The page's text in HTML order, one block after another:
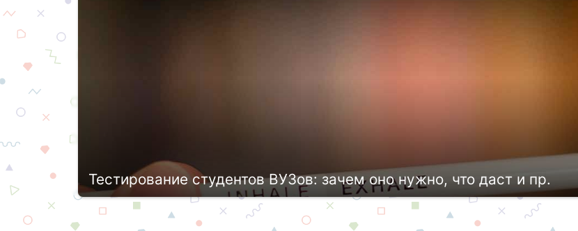
Тестирование студентов ВУЗов: зачем оно нужно, что даст и пр.
Для проверки знаний, навыков учащихся, а также определения качества